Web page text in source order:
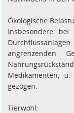
Ökologische
Insbesondere
angrenzenden
Medikamenten,
gezogen.
Tierwohl: